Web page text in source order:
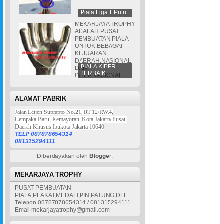
Piala Liga 1 Putri
PIALA KIPER
TERBAIK
MEKARJAYA TROPHY
ADALAH PUSAT
PEMBUATAN PIALA
UNTUK BEBAGAI
KEJUARAN
DAERAH,NASIONAL
DAN
INTERNASIONAL
ALAMAT PABRIK
Jalan Letjen Suprapto No.21, RT.12/RW.4,
Cempaka Baru, Kemayoran, Kota Jakarta Pusat,
Daerah Khusus Ibukota Jakarta 10640
TELP 087878654314
081315294111
Diberdayakan oleh Blogger.
MEKARJAYA TROPHY
PUSAT PEMBUATAN
PIALA,PLAKAT,MEDALI,PIN,PATUNG,DLL
Telepon 08787878654314 / 081315294111
Email mekarjayatrophy@gmail.com